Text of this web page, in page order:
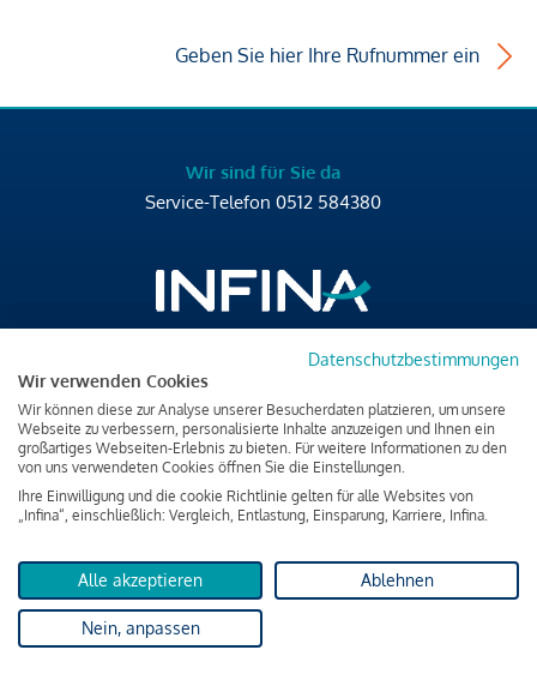
Geben Sie hier Ihre Rufnummer ein
Wir sind für Sie da
Service-Telefon 0512 584380
Brixner Straße 2/4
6020 Innsbruck
T+43 512 584380
office@infina.at
Impressum
Datenschutz & Cookies
Datenschutzbestimmungen
Wir verwenden Cookies
Wir können diese zur Analyse unserer Besucherdaten platzieren, um unsere
Webseite zu verbessern, personalisierte Inhalte anzuzeigen und Ihnen ein
großartiges Webseiten-Erlebnis zu bieten. Für weitere Informationen zu den
von uns verwendeten Cookies öffnen Sie die Einstellungen.
Ihre Einwilligung und die cookie Richtlinie gelten für alle Websites von
„Infina“, einschließlich: Vergleich, Entlastung, Einsparung, Karriere, Infina.
Alle akzeptieren Ablehnen
Nein, anpassen